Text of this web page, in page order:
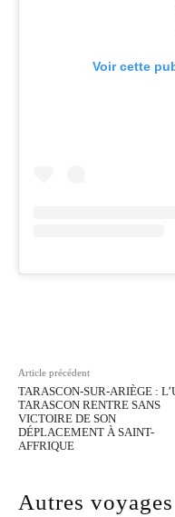
Voir cette
Article précédent
TARASCON-SUR-ARIÈGE :
TARASCON RENTRE SANS
VICTOIRE DE SON
DÉPLACEMENT À SAINT-
AFFRIQUE
Autres voyages